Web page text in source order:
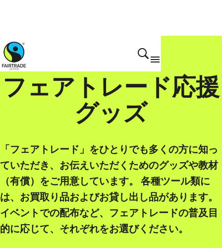
フェアトレード応援
グッズ
「フェアトレード」をひとりでも多くの方に知っ
ていただき、お伝えいただくためのグッズや教材
（有償）をご用意しています。 各種ツール類に
は、お買取り品およびお貸し出し品があります。
イベントでの配布など、フェアトレードの普及目
的に応じて、それぞれをお選びください。